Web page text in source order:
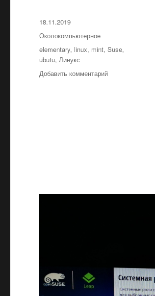
Опубликовано
18.11.2019
Рубрики
Околокомпьютерное
Метки
elementary, linux, mint,Suse,
ubutu,Линукс
Добавить комментарий